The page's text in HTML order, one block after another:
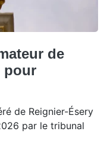
de
pour
de Reignier-Ésery
par le tribunal